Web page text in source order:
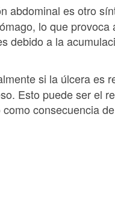
abdominal es otro
lo que provoca
debido a la
si la úlcera es
Esto puede ser el
consecuencia